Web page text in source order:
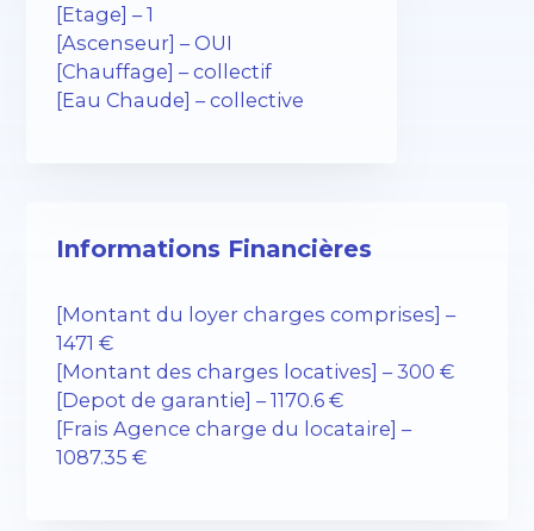
[Etage] – 1
[Ascenseur] – OUI
[Chauffage] – collectif
[Eau Chaude] – collective
Informations Financières
[Montant du loyer charges comprises] –
1471 €
[Montant des charges locatives] – 300 €
[Depot de garantie] – 1170.6 €
[Frais Agence charge du locataire] –
1087.35 €